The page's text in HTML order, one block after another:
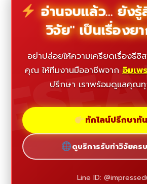
อ่านจบแล้ว... ยังรู้
วิจัย" เป็นเรื่องย
อย่าปล่อยให้ความเครียดเรื่องธีซิ
คุณ ให้ทีมงานมืออาชีพจาก อิมเพ
ปรึกษา เราพร้อมดูแลคุณ
ทักไลน์ปรึกษาทั
ดูบริการรับทำวิจัยคร
Line ID: